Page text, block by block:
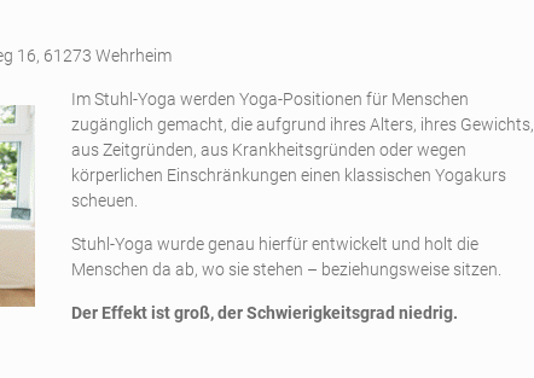
16, 61273 Wehrheim
Im Stuhl-Yoga werden Yoga-Positionen für Menschen
zugänglich gemacht, die aufgrund ihres Alters, ihres Gewichts,
aus Zeitgründen, aus Krankheitsgründen oder wegen
körperlichen Einschränkungen einen klassischen Yogakurs
scheuen.
Stuhl-Yoga wurde genau hierfür entwickelt und holt die
Menschen da ab, wo sie stehen – beziehungsweise sitzen.
Der Effekt ist groß, der Schwierigkeitsgrad niedrig.